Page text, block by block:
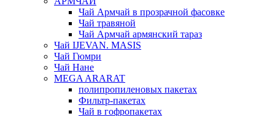
Чай Армчай в прозрачной фасовке
Чай травяной
Чай Армчай армянский тараз
Чай IJEVAN. MASIS
Чай Гюмри
Чай Нане
MEGA ARARAT
полипропиленовых пакетах
Фильтр-пакетах
Чай в гофропакетах